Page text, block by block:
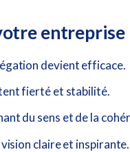
entreprise
devient efficace.
fierté et stabilité.
du sens et de la
vision claire et inspirante.